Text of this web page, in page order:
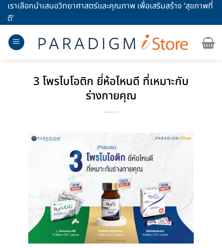
Skipเราเลือกนำเสนอวิทยาศาสตร์และคุณภาพ เพื่อเสริมสร้าง ‘สุขภาพที่
ดี’
3 โพรไบโอติก ยี่ห้อไหนดี ที่เหมาะกับ
ร่างกายคุณ